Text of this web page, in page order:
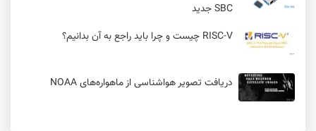
SBC جدید
RISC-V چیست و چرا باید راجع به آن بدانیم؟
دریافت تصویر هواشناسی از ماهواره‌های NOAA